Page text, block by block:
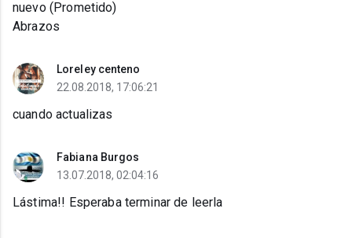
nuevo (Prometido)
Abrazos
Loreley centeno
22.08.2018, 17:06:21
cuando actualizas
Fabiana Burgos
13.07.2018, 02:04:16
Lástima!! Esperaba terminar de leerla